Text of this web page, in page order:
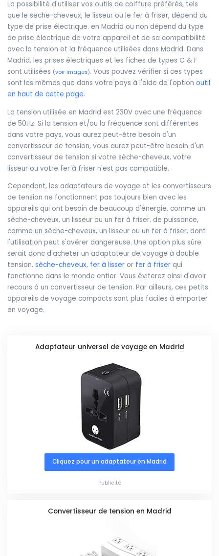
La possibilité d'utiliser vos outils de coiffure préférés, tels
que le sèche-cheveux, le lisseur ou le fer à friser, dépend du
type de prise électrique. en Madrid ou non dépend du type
de prise électrique de votre appareil et de sa compatibilité
avec la tension et la fréquence utilisées dans Madrid. Dans
Madrid, les prises électriques et les fiches de types C & F
sont utilisées (voir images). Vous pouvez vérifier si ces types
sont les mêmes que dans votre pays à l'aide de l'option outil
en haut de cette page.
La tension utilisée en Madrid est 230V avec une fréquence
de 50Hz. Si la tension et/ou la fréquence sont différentes
dans votre pays, vous aurez peut-être besoin d'un
convertisseur de tension, vous aurez peut-être besoin d'un
convertisseur de tension si votre sèche-cheveux, votre
lisseur ou votre fer à friser n'est pas compatible.
Cependant, les adaptateurs de voyage et les convertisseurs
de tension ne fonctionnent pas toujours bien avec les
appareils qui ont besoin de beaucoup d'énergie, comme un
sèche-cheveux, un lisseur ou un fer à friser. de puissance,
comme un sèche-cheveux, un lisseur ou un fer à friser, dont
l'utilisation peut s'avérer dangereuse. Une option plus sûre
serait donc d'acheter un adaptateur de voyage à double
tension. sèche-cheveux, fer à lisser or fer à friser qui
fonctionne dans le monde entier. Vous éviterez ainsi d'avoir
recours à un convertisseur de tension. Par ailleurs, ces petits
appareils de voyage compacts sont plus faciles à emporter
en voyage.
Adaptateur universel de voyage en Madrid
Cliquez pour un adaptateur en Madrid
Publicité
Convertisseur de tension en Madrid